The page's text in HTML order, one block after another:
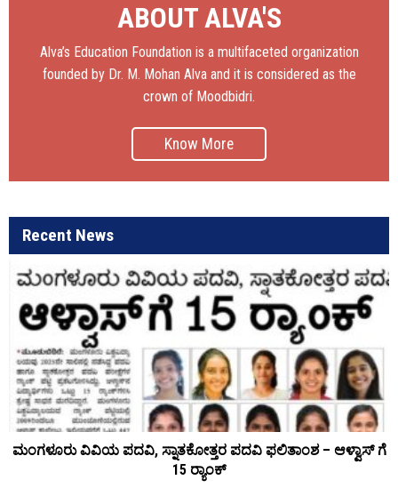
ABOUT ALVA'S
Alva’s Education Foundation is a multifaceted organization
founded by Dr. M. Mohan Alva and it is considered as the
crown of Moodbidri.
Know More
Recent News
ಮಂಗಳೂರು ವಿವಿಯ ಪದವಿ, ಸ್ನಾತಕೋತ್ತರ ಪದವಿ ಫಲಿತಾಂಶ – ಆಳ್ವಾಸ್ ಗೆ
15 ರ್‍ಯಾಂಕ್‌